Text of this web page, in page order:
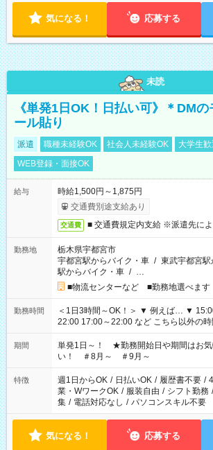
気になる！ 応募する
未読
《単発1日OK！日払い可》＊DM
ール貼り
派遣 職種未経験OK 社会人未経験OK 大学生歓
WEB登録・面接OK
給与
時給1,500円～1,875円
交通費別途支給あり
交通費 ■ 交通費規定内支給 ※派遣先に
勤務地
栃木県宇都宮市
宇都宮駅からバイク・車 / 東武宇都宮
駅からバイク・車 / …
■物流センターなど ■勤務地選べます
勤務時間
＜1日3時間～OK！＞ ▼ 例えば… ▼ 15:00～18:00 15:00～
22:00 17:00～22:00 など こちら以外の時間もお気軽にご相談く
ださい！
期間
単発1日～！ ★勤務開始日や期間はお気
い！ ＃8月～ ＃9月～
特徴 週1日からOK / 日払いOK / 履歴書不要 /
業・WワークOK / 服装自由 / シフト勤務 /
集 / 電話対応なし / パソコンスキル不要
気になる！ 応募する